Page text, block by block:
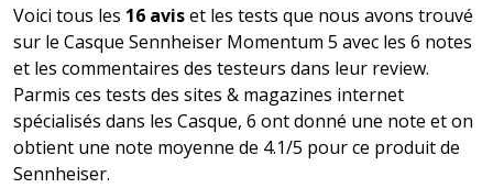
Voici tous les 16 aviset les tests que nous avons trouvé
sur le Casque Sennheiser Momentum 5 avec les 6 notes
et les commentaires des testeurs dans leur review.
Parmis ces tests des sites & magazines internet
spécialisés dans les Casque, 6 ont donné une note et on
obtient une note moyenne de 4.1/5 pour ce produit de
Sennheiser.